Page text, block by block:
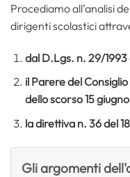
Procediamo all’analisi
dirigenti scolastici
dal D.Lgs. n. 29/
il Parere del
dello scorso 15 giugno
la direttiva n. 36 del
Gli argomenti